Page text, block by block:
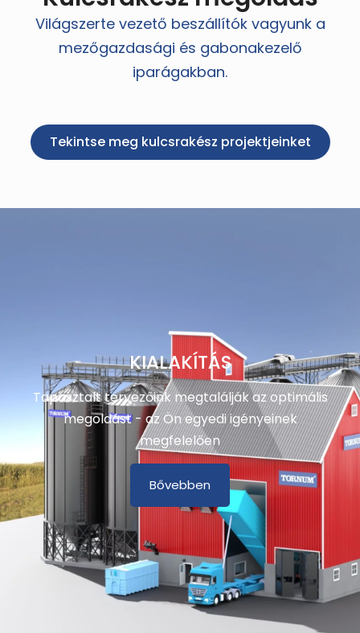
Világszerte vezető beszállítók vagyunk a
mezőgazdasági és gabonakezelő
iparágakban.
Tekintse meg kulcsrakész projektjeinket
KIALAKÍTÁS
Tapasztalt tervezőink megtalálják az optimális
megoldást - az Ön egyedi igényeinek
megfelelően
Bővebben